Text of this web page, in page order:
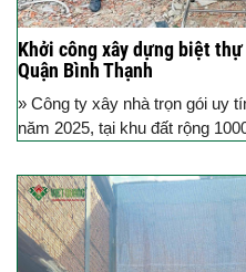
Khởi công xây dựng biệt
Quận Bình Thạnh
» Công ty xây nhà trọn gói uy
năm 2025, tại khu đất rộng